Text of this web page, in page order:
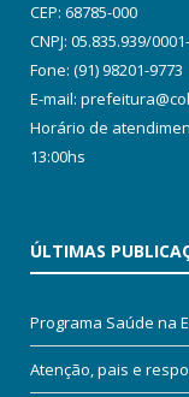
CEP: 68785-000
CNPJ: 05.835.939/
Fone: (91) 98201-9773
E-mail:
Horário de
13:00hs
ÚLTIMAS
Programa Saúde na
Atenção, pais e